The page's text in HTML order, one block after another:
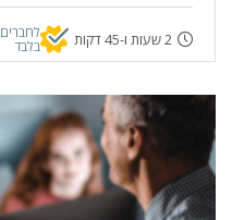
2 שעות ו-45 דקות לחברים
בלבד